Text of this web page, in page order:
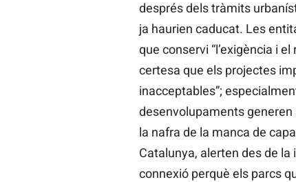
després dels tràmits
ja haurien caducat. Les
que conservi “l’exigència i
certesa que els projectes
inacceptables”;
desenvolupaments
la nafra de la manca de
Catalunya, alerten des de
connexió perquè els parcs